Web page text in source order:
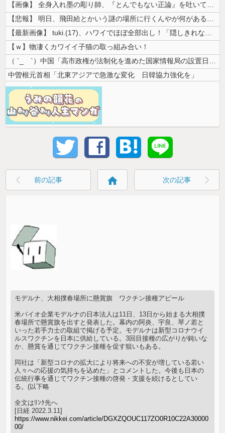
【画像】 全身入れ墨の彫り師、『とんでもない正論』を吐いて30万再生さ...
【悲報】 明日、飛田給とかいう謎の場所に行くんやが何があるんや????...
【最新画像】 tuki.(17)、ハワイでほぼ全部出し！「隠しきれない...
【ｗ】物凄くカワイイ子猫の取っ組み合い！
（ ´_ゝ`）中国「高市政権が法制化を進めた国家情報局の設置日が7月3...
中曽根元首相「北東アジアで急激な変化 日韓協力強化を」
前の記事 home 次の記事
モデルナ、大相撲春場所に懸賞旗 ワクチン接種アピール
米バイオ企業モデルナの日本法人は11日、13日から始まる大相撲
春場所で懸賞旗を出すと発表した。幕内の阿炎、宇良、琴ノ若と
いった若手力士の取組で掲げる予定。モデルナは新型コロナウイ
ルスワクチンを日本に供給している。3回目接種の広がりが鈍いな
か、懸賞を通じてワクチン接種を促す狙いもある。
同社は「新型コロナの拡大により将来への不安が増している若い
人々への応援の気持ちを込めた」とコメントした。今後も日本の
伝統行事を通じてワクチン接種の啓発・支援を続けるとしてい
る。(以下略
全文はﾘﾝｸ先へ
[日経 2022.3.11]
https://www.nikkei.com/article/DGXZQOUC117ZO0R10C22A30000
00/